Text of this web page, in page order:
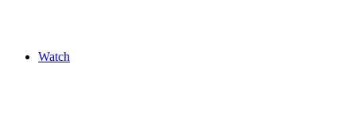
Watch